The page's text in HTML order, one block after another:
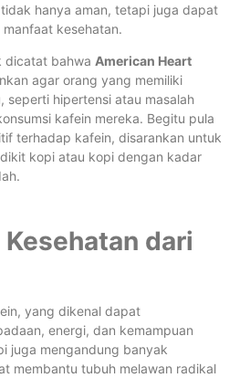
hanya aman, tetapi juga dapat
kesehatan.
dicatat bahwa American Heart
agar orang yang memiliki
seperti hipertensi atau masalah
kafein mereka. Begitu pula
terhadap kafein, disarankan untuk
kopi atau kopi dengan kadar
dari
yang dikenal dapat
energi, dan kemampuan
juga mengandung banyak
membantu tubuh melawan radikal